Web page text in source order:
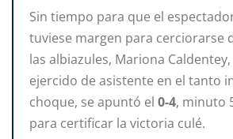
Sin tiempo para que el
tuviese margen para cerciorarse
las albiazules, Mariona
ejercido de asistente en el tanto
choque, se apuntó el 0-4, minuto
para certificar la victoria culé.